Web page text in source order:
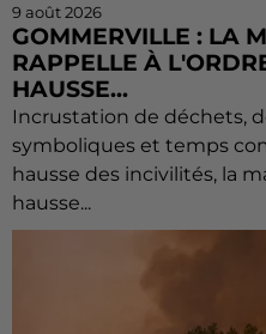
9 août 2026
GOMMERVILLE : LA
RAPPELLE À
HAUSSE...
Incrustation de déchets,
symboliques et temps
hausse des incivilités, la
hausse...